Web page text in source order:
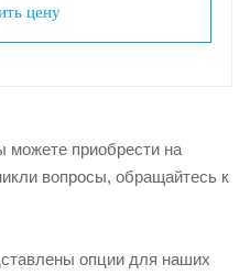
цену
приобрести на
вопросы, обращайтесь к
опции для наших